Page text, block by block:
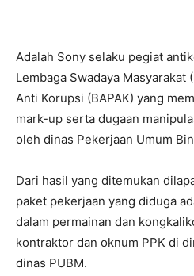
Adalah Sony selaku pegiat
Lembaga Swadaya Masyarakat
Anti Korupsi (BAPAK) yang
mark-up serta dugaan
oleh dinas Pekerjaan Umum
Dari hasil yang ditemukan
paket pekerjaan yang diduga
dalam permainan dan
kontraktor dan oknum PPK di
dinas PUBM.